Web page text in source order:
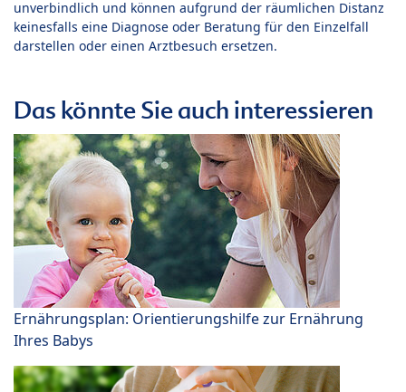
unverbindlich und können aufgrund der räumlichen Distanz
keinesfalls eine Diagnose oder Beratung für den Einzelfall
darstellen oder einen Arztbesuch ersetzen.
Das könnte Sie auch interessieren
Ernährungsplan: Orientierungshilfe zur Ernährung
Ihres Babys